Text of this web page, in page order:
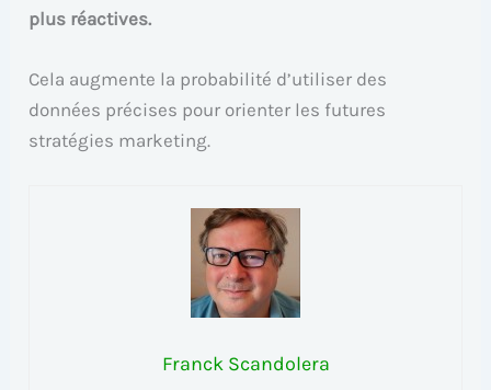
plus réactives.
Cela augmente la probabilité d’utiliser des
données précises pour orienter les futures
stratégies marketing.
Franck Scandolera